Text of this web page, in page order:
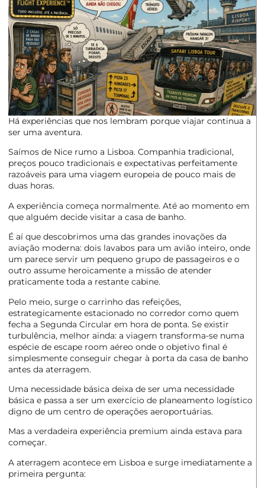
Há experiências que nos lembram porque viajar continua a
ser uma aventura.
Saímos de Nice rumo a Lisboa. Companhia tradicional,
preços pouco tradicionais e expectativas perfeitamente
razoáveis para uma viagem europeia de pouco mais de
duas horas.
A experiência começa normalmente. Até ao momento em
que alguém decide visitar a casa de banho.
É aí que descobrimos uma das grandes inovações da
aviação moderna: dois lavabos para um avião inteiro, onde
um parece servir um pequeno grupo de passageiros e o
outro assume heroicamente a missão de atender
praticamente toda a restante cabine.
Pelo meio, surge o carrinho das refeições,
estrategicamente estacionado no corredor como quem
fecha a Segunda Circular em hora de ponta. Se existir
turbulência, melhor ainda: a viagem transforma-se numa
espécie de escape room aéreo onde o objetivo final é
simplesmente conseguir chegar à porta da casa de banho
antes da aterragem.
Uma necessidade básica deixa de ser uma necessidade
básica e passa a ser um exercício de planeamento logístico
digno de um centro de operações aeroportuárias.
Mas a verdadeira experiência premium ainda estava para
começar.
A aterragem acontece em Lisboa e surge imediatamente a
primeira pergunta: